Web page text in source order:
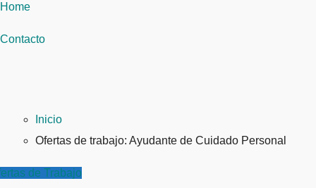
Home
Contacto
Inicio
Ofertas de trabajo: Ayudante de Cuidado Personal
de Trabajo